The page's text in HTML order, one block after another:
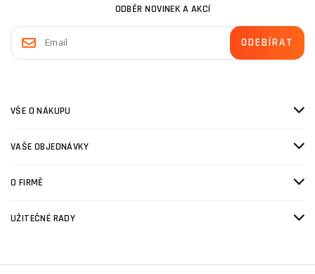
ODBĚR NOVINEK A AKCÍ
VŠE O NÁKUPU
VAŠE OBJEDNÁVKY
O FIRMĚ
UŽITEČNÉ RADY